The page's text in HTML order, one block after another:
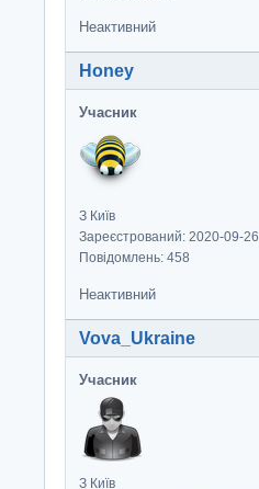
Неактивний
Honey
Учасник
З Київ
Зареєстрований: 2020-09-26
Повідомлень: 458
Неактивний
Vova_Ukraine
Учасник
З Київ